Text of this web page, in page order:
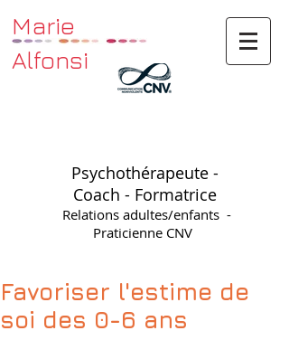
Marie
Alfonsi
Psychothérapeute -
Coach - Formatrice
Relations adultes/enfants -
Praticienne CNV
Favoriser l'estime de
soi des 0-6 ans